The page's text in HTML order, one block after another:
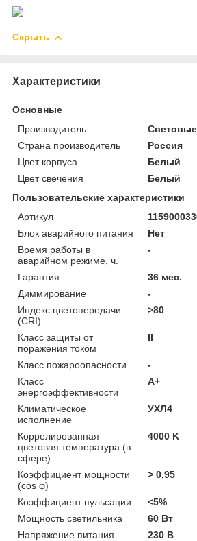
Скрыть
Характеристики
Основные
Производитель
Страна производитель
Россия
Цвет корпуса
Белый
Цвет свечения
Белый
Пользовательские характеристики
Артикул
Блок аварийного питания
Нет
Время работы в
аварийном режиме, ч.
-
Гарантия
36 мес.
Диммирование
-
Индекс цветопередачи
(CRI)
>80
Класс защиты от
поражения током
II
Класс пожароопасности
-
Класс
энергоэффективности
A+
Климатическое
исполнение
УХЛ4
Коррелированная
цветовая температура (в
сфере)
4000 K
Коэффициент мощности
(cos φ)
> 0,95
Коэффициент пульсации
<5%
Мощность светильника
60 Вт
Напряжение питания
230 В